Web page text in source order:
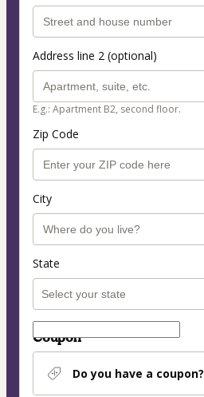
Address line 2 (optional)
E.g.: Apartment B2, second floor.
Zip Code
City
State
Coupon
Do you have a coupon?